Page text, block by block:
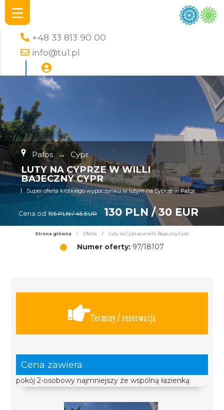
+48 33 813 90 00
info@tu1.pl
Pafos → Cypr
LUTY NA CYPRZE W WILLI
BAJECZNY CYPR
Super oferta krótkiego wypoczynku w lutym na Cyprze w Pafos
Cena od 195 PLN / 45 EUR 130 PLN / 30 EUR
Strona główna / Oferta / Luty na Cyprze w willi Bajeczny Cypr
Numer oferty: 97/18107
Terminy / rezerwacja
Cena zawiera
pokój 2-osobowy najmniejszy ze wspólną łazienką